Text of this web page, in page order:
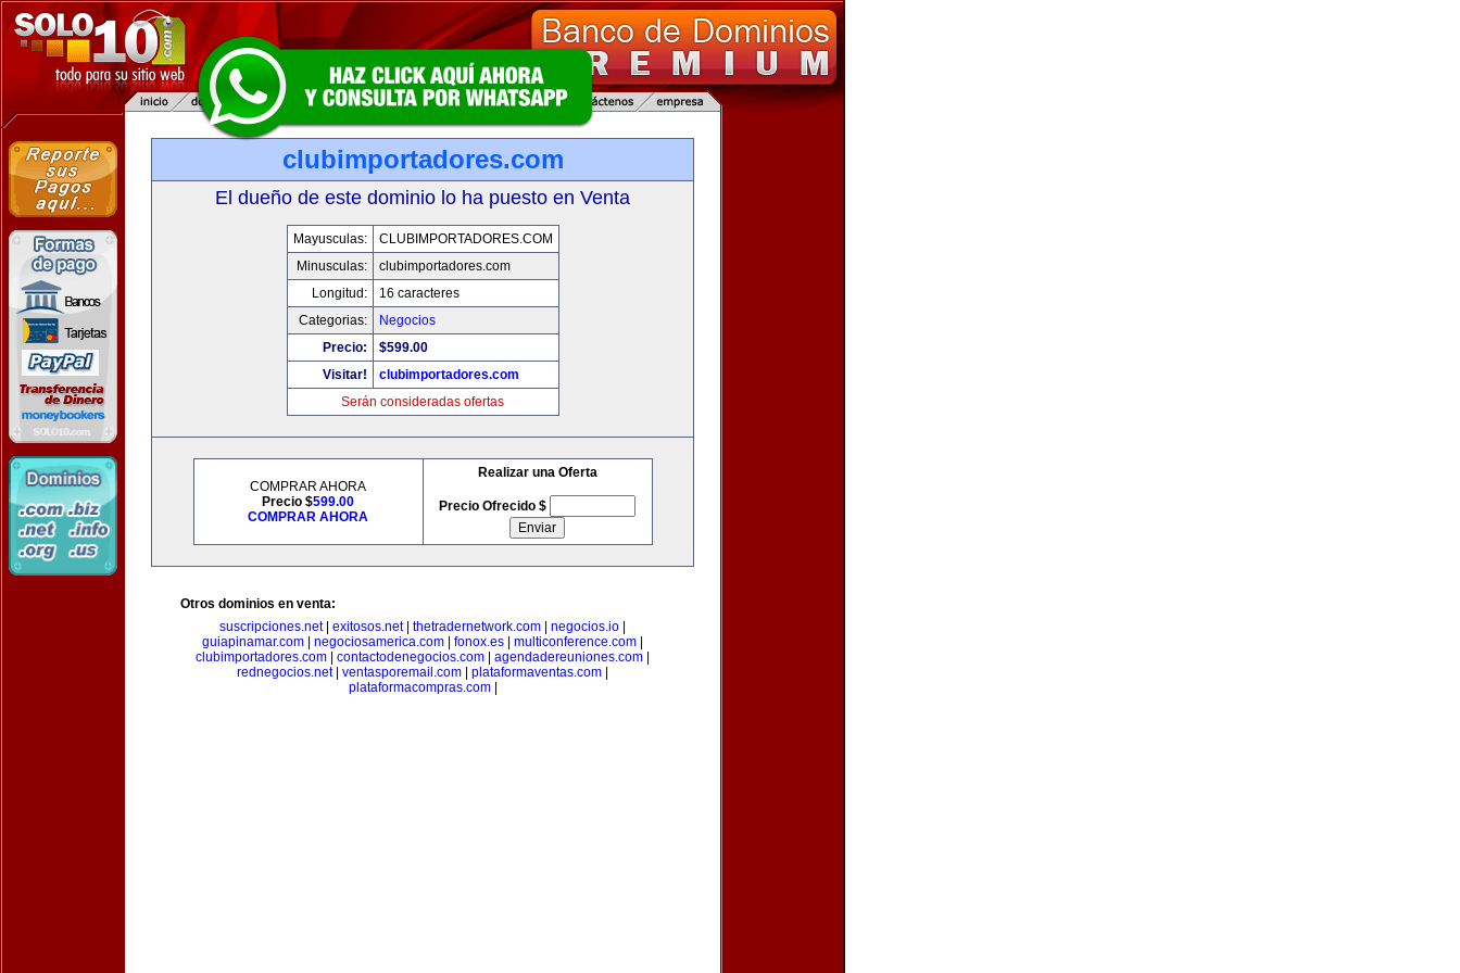
clubimportadores.com
El dueño de este dominio lo ha puesto en Venta
Mayusculas:
CLUBIMPORTADORES.COM
Minusculas:
clubimportadores.com
Longitud:
16 caracteres
Categorias:
Negocios
Precio:
$599.00
Visitar!
clubimportadores.com
Serán consideradas ofertas
COMPRAR AHORA
Precio $599.00
COMPRAR AHORA
Realizar una Oferta
Precio Ofrecido $
Otros dominios en venta:
suscripciones.net| exitosos.net| thetradernetwork.com negocios.io
guiapinamar.com
negociosamerica.com fonox.es multiconference.com
clubimportadores.com
contactodenegocios.com agendadereuniones.com
rednegocios.net| ventasporemail.com plataformaventas.com
plataformacompras.com|